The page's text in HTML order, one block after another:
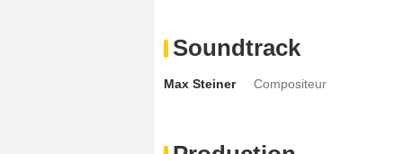
Soundtrack
Max Steiner Compositeur